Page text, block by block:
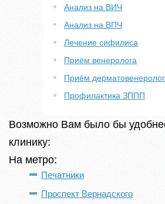
Анализ на ВИЧ
Анализ на ВПЧ
Лечение сифилиса
Приём венеролога
Приём
Профилактика ЗППП
Возможно Вам было бы
клинику:
На метро:
Печатники
Проспект Вернадского